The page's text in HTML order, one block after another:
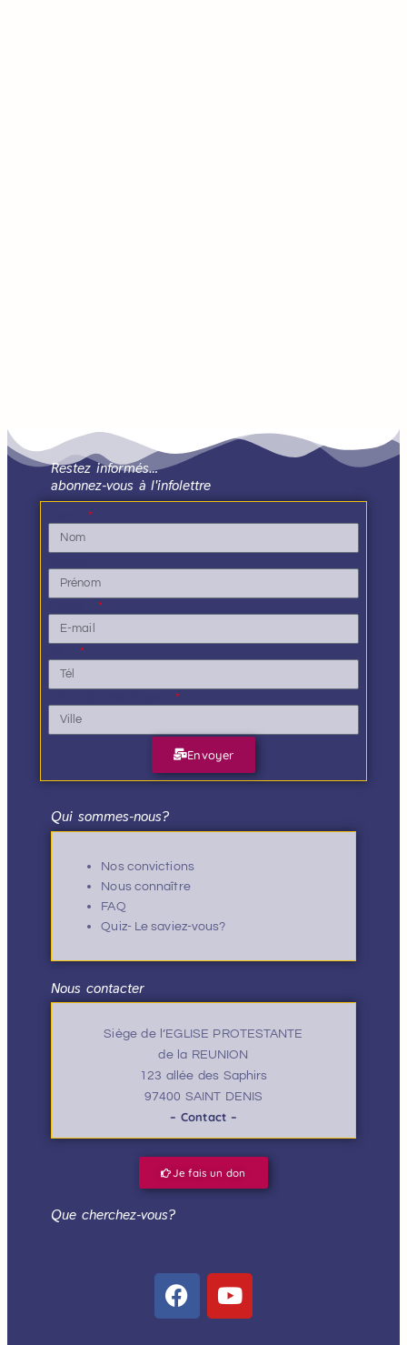
Restez informés…
abonnez-vous à l'infolettre
Envoyer
Qui sommes-nous?
Nos convictions
Nous connaître
FAQ
Quiz- Le saviez-vous?
Nous contacter
Siège de l’EGLISE PROTESTANTE
de la REUNION
123 allée des Saphirs
97400 SAINT DENIS
– Contact –
Je fais un don
Que cherchez-vous?